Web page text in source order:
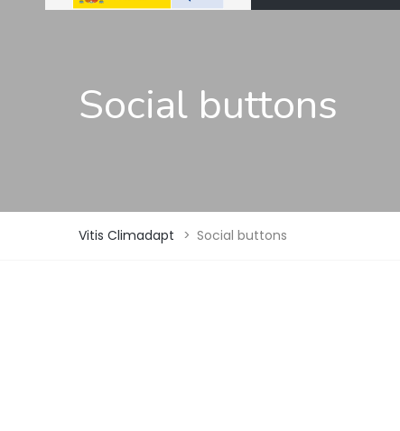
Social buttons
Vitis Climadapt > Social buttons